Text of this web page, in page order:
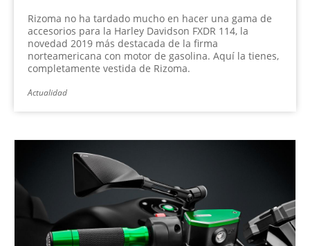
Rizoma no ha tardado mucho en hacer una gama de
accesorios para la Harley Davidson FXDR 114, la
novedad 2019 más destacada de la firma
norteamericana con motor de gasolina. Aquí la tienes,
completamente vestida de Rizoma.
Actualidad